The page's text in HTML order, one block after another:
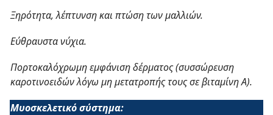
Ξηρότητα, λέπτυνση και πτώση των μαλλιών.
Εύθραυστα νύχια.
Πορτοκαλόχρωμη εμφάνιση δέρματος (συσσώρευση
καροτινοειδών λόγω μη μετατροπής τους σε βιταμίνη Α).
Μυοσκελετικό σύστημα: